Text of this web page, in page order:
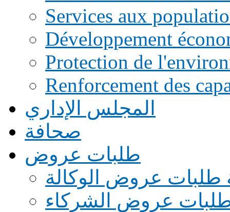
Services aux
Développement
Protection de
Renforcement des
المجلس الإداري
صحافة
طلبات عروض
طلبات عروض الوكالة
طلبات عروض الشركاء